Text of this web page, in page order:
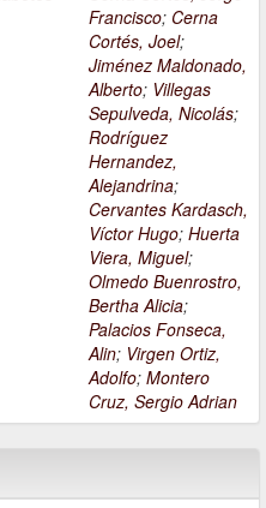
Francisco; Cerna
Cortés, Joel;
Jiménez Maldonado,
Alberto; Villegas
Sepulveda, Nicolás;
Rodríguez
Hernandez,
Alejandrina;
Cervantes Kardasch,
Víctor Hugo; Huerta
Viera, Miguel;
Olmedo Buenrostro,
Bertha Alicia;
Palacios Fonseca,
Alin; Virgen Ortiz,
Adolfo; Montero
Cruz, Sergio Adrian